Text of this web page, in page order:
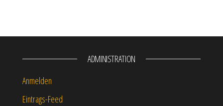
ADMINISTRATION
Anmelden
Eintrags-Feed